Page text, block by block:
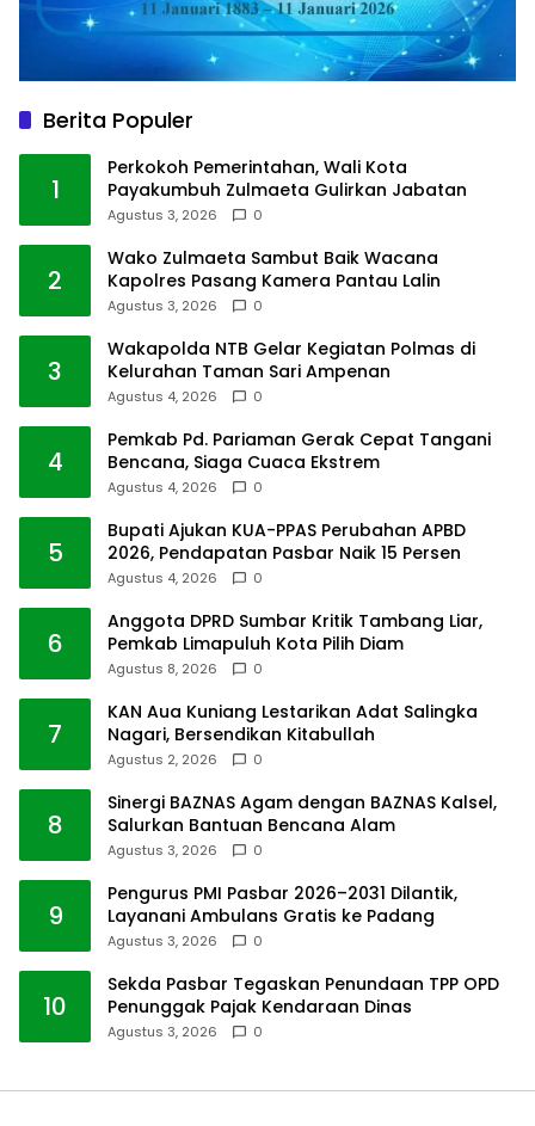
Berita Populer
1
Perkokoh Pemerintahan, Wali Kota
Payakumbuh Zulmaeta Gulirkan Jabatan
Agustus 3, 2026 0
2
Wako Zulmaeta Sambut Baik Wacana
Kapolres Pasang Kamera Pantau Lalin
Agustus 3, 2026 0
3
Wakapolda NTB Gelar Kegiatan Polmas di
Kelurahan Taman Sari Ampenan
Agustus 4, 2026 0
4
Pemkab Pd. Pariaman Gerak Cepat Tangani
Bencana, Siaga Cuaca Ekstrem
Agustus 4, 2026 0
5
Bupati Ajukan KUA-PPAS Perubahan APBD
2026, Pendapatan Pasbar Naik 15 Persen
Agustus 4, 2026 0
6
Anggota DPRD Sumbar Kritik Tambang Liar,
Pemkab Limapuluh Kota Pilih Diam
Agustus 8, 2026 0
7
KAN Aua Kuniang Lestarikan Adat Salingka
Nagari, Bersendikan Kitabullah
Agustus 2, 2026 0
8
Sinergi BAZNAS Agam dengan BAZNAS Kalsel,
Salurkan Bantuan Bencana Alam
Agustus 3, 2026 0
9
Pengurus PMI Pasbar 2026–2031 Dilantik,
Layanani Ambulans Gratis ke Padang
Agustus 3, 2026 0
10
Sekda Pasbar Tegaskan Penundaan TPP OPD
Penunggak Pajak Kendaraan Dinas
Agustus 3, 2026 0